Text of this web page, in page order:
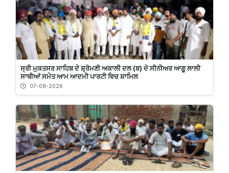
ਸ੍ਰੀ ਮੁਕਤਸਰ ਸਾਹਿਬ ਦੇ ਸ਼੍ਰੋਮਣੀ ਅਕਾਲੀ ਦਲ (ਬ) ਦੇ ਸੀਨੀਅਰ ਆਗੂ ਲਾਲੀ
ਸਾਥੀਆਂ ਸਮੇਤ ਆਮ ਆਦਮੀ ਪਾਰਟੀ ਵਿਚ ਸ਼ਾਮਿਲ
07-08-2026